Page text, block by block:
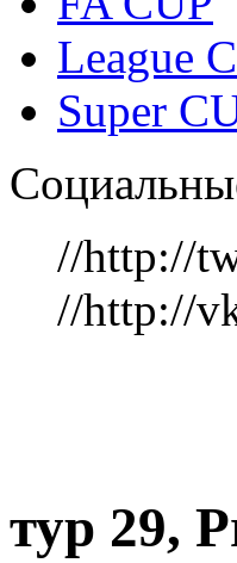
League
Super
//http://
//http://
тур 29,